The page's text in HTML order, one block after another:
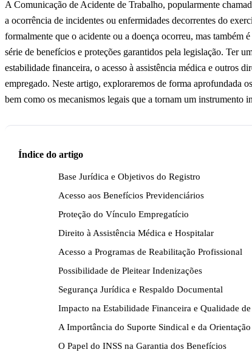
A Comunicação de Acidente de Trabalho, popularmente
a ocorrência de incidentes ou enfermidades decorrentes do
formalmente que o acidente ou a doença ocorreu, mas também
série de benefícios e proteções garantidos pela legislação. Ter
estabilidade financeira, o acesso à assistência médica e outros
empregado. Neste artigo, exploraremos de forma aprofundada
bem como os mecanismos legais que a tornam um instrumento
Índice do artigo
Base Jurídica e Objetivos do Registro
Acesso aos Benefícios Previdenciários
Proteção do Vínculo Empregatício
Direito à Assistência Médica e Hospitalar
Acesso a Programas de Reabilitação Profissional
Possibilidade de Pleitear Indenizações
Segurança Jurídica e Respaldo Documental
Impacto na Estabilidade Financeira e Qualidade
A Importância do Suporte Sindical e da
O Papel do INSS na Garantia dos Benefícios